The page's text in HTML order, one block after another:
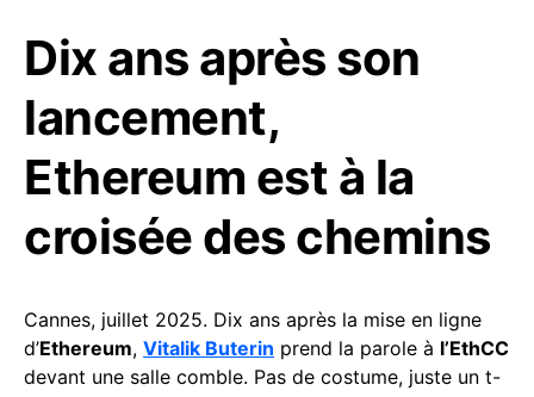
Dix ans après son
lancement,
Ethereum est à la
croisée des chemins
Cannes, juillet 2025. Dix ans après la mise en ligne
d’Ethereum, Vitalik Buterin prend la parole à l’EthCC
devant une salle comble. Pas de costume, juste un t-